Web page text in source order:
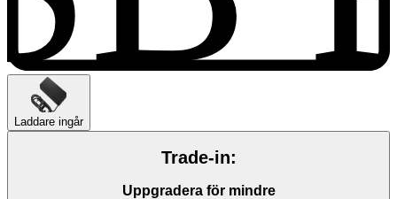
Laddare ingår
Trade-in:
Uppgradera för mindre